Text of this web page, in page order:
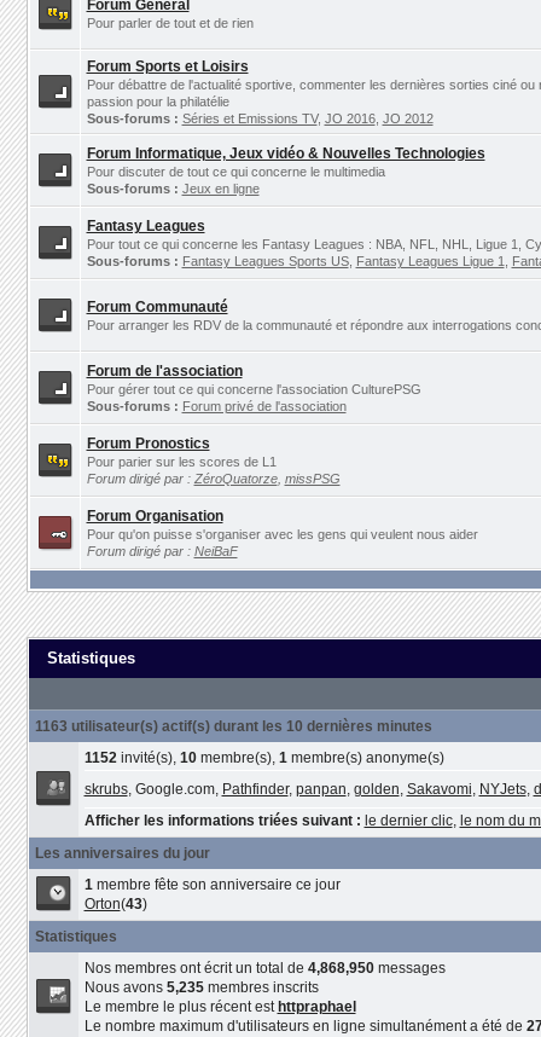
Forum Général
Pour parler de tout et de rien
Forum Sports et Loisirs
Pour débattre de l'actualité sportive, commenter les dernières sorties ciné ou
passion pour la philatélie
Sous-forums : Séries et Emissions TV, JO 2016, JO 2012
Forum Informatique, Jeux vidéo & Nouvelles Technologies
Pour discuter de tout ce qui concerne le multimedia
Sous-forums : Jeux en ligne
Fantasy Leagues
Pour tout ce qui concerne les Fantasy Leagues : NBA, NFL, NHL, Ligue 1,
Sous-forums : Fantasy Leagues Sports US, Fantasy Leagues Ligue 1
Forum Communauté
Pour arranger les RDV de la communauté et répondre aux interrogations
Forum de l'association
Pour gérer tout ce qui concerne l'association CulturePSG
Sous-forums : Forum privé de l'association
Forum Pronostics
Pour parier sur les scores de L1
Forum dirigé par : ZéroQuatorze, missPSG
Forum Organisation
Pour qu'on puisse s'organiser avec les gens qui veulent nous aider
Forum dirigé par : NeiBaF
Statistiques
1163 utilisateur(s) actif(s) durant les 10 dernières minutes
1152invité(s), 10membre(s), 1membre(s) anonyme(s)
skrubs, Google.com, Pathfinder, panpan, golden, Sakavomi, NYJets,
Afficher les informations triées suivant : le dernier clic, le nom du
Les anniversaires du jour
1membre fête son anniversaire ce jour
Orton(43)
Statistiques
Nos membres ont écrit un total de 4,868,950messages
Nous avons 5,235membres inscrits
Le membre le plus récent est httpraphael
Le nombre maximum d'utilisateurs en ligne simultanément a été de